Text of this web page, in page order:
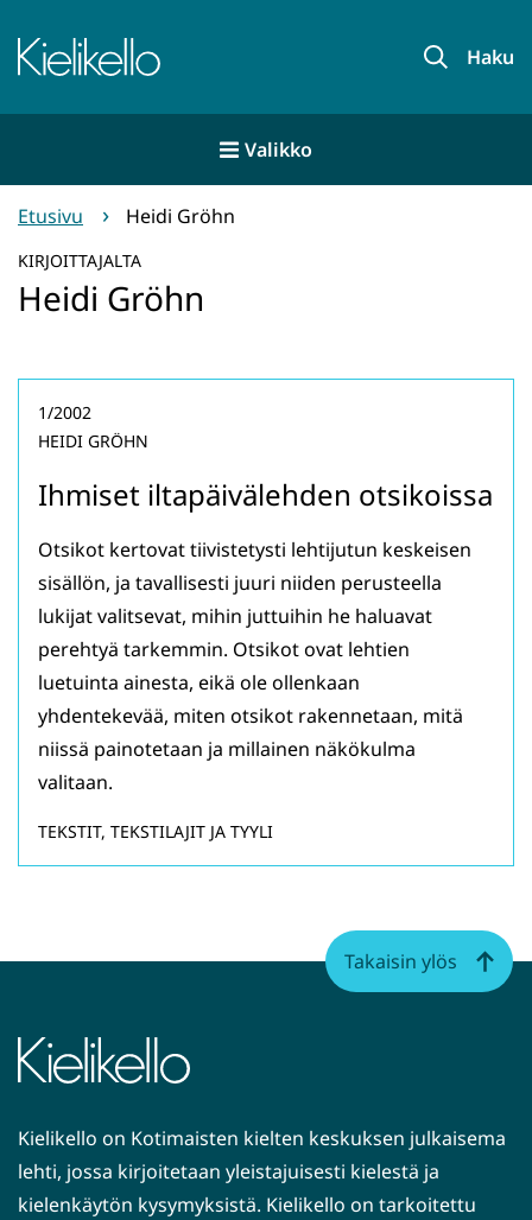
sisältöön
Etusivu Haku
Valikko
Etusivu Heidi Gröhn
KIRJOITTAJALTA
Heidi Gröhn
Ihmiset iltapäivälehden otsikoissa
1/2002
HEIDI GRÖHN
Otsikot kertovat tiivistetysti lehtijutun keskeisen
sisällön, ja tavallisesti juuri niiden perusteella
lukijat valitsevat, mihin juttuihin he haluavat
perehtyä tarkemmin. Otsikot ovat lehtien
luetuinta ainesta, eikä ole ollenkaan
yhdentekevää, miten otsikot rakennetaan, mitä
niissä painotetaan ja millainen näkökulma
valitaan.
TEKSTIT, TEKSTILAJIT JA TYYLI
Kielikello on Kotimaisten kielten keskuksen julkaisema
lehti, jossa kirjoitetaan yleistajuisesti kielestä ja
kielenkäytön kysymyksistä. Kielikello on tarkoitettu
Takaisin ylös